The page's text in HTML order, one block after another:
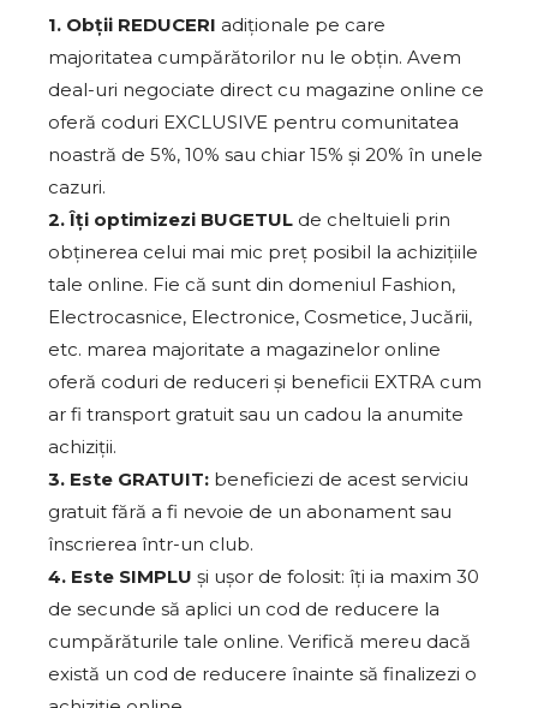
1. Obții REDUCERI adiționale pe care
majoritatea cumpărătorilor nu le obțin. Avem
deal-uri negociate direct cu magazine online ce
oferă coduri EXCLUSIVE pentru comunitatea
noastră de 5%, 10% sau chiar 15% și 20% în unele
cazuri.
2. Îți optimizezi BUGETUL de cheltuieli prin
obținerea celui mai mic preț posibil la achizițiile
tale online. Fie că sunt din domeniul Fashion,
Electrocasnice, Electronice, Cosmetice, Jucării,
etc. marea majoritate a magazinelor online
oferă coduri de reduceri și beneficii EXTRA cum
ar fi transport gratuit sau un cadou la anumite
achiziții.
3. Este GRATUIT: beneficiezi de acest serviciu
gratuit fără a fi nevoie de un abonament sau
înscrierea într-un club.
4. Este SIMPLU și ușor de folosit: îți ia maxim 30
de secunde să aplici un cod de reducere la
cumpărăturile tale online. Verifică mereu dacă
există un cod de reducere înainte să finalizezi o